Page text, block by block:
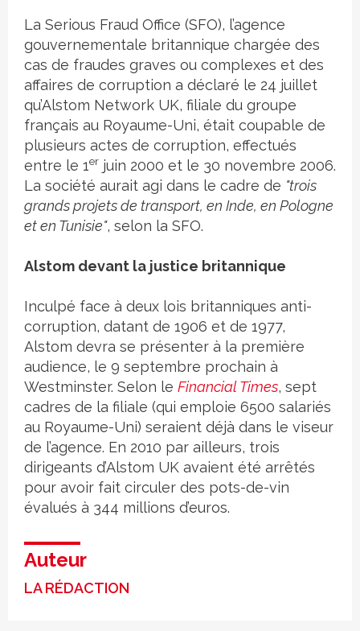
La Serious Fraud Office (SFO), l’agence
gouvernementale britannique chargée des
cas de fraudes graves ou complexes et des
affaires de corruption a déclaré le 24 juillet
qu’Alstom Network UK, filiale du groupe
français au Royaume-Uni, était coupable de
plusieurs actes de corruption, effectués
entre le 1er juin 2000 et le 30 novembre 2006.
La société aurait agi dans le cadre de "trois
grands projets de transport, en Inde, en Pologne
et en Tunisie", selon la SFO.
Alstom devant la justice britannique
Inculpé face à deux lois britanniques anti-
corruption, datant de 1906 et de 1977,
Alstom devra se présenter à la première
audience, le 9 septembre prochain à
Westminster. Selon le Financial Times, sept
cadres de la filiale (qui emploie 6500 salariés
au Royaume-Uni) seraient déjà dans le viseur
de l’agence. En 2010 par ailleurs, trois
dirigeants d’Alstom UK avaient été arrêtés
pour avoir fait circuler des pots-de-vin
évalués à 344 millions d’euros.
Auteur
LA RÉDACTION